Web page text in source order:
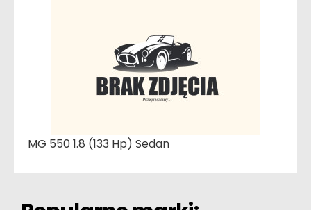
MG 550 1.8 (133 Hp) Sedan